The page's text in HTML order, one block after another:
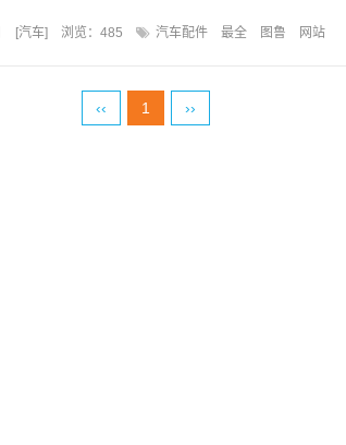
[汽车] 浏览：485 汽车配件 最全 图鲁 网站
‹‹ 1 ››